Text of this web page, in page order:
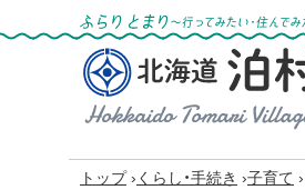
ふらりとまり～行ってみた
い・帰ってきたい～
Village
トップ › くらし・手続き ›子育て ›